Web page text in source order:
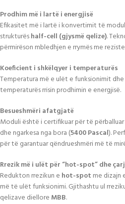
Prodhim më i lartë i energjisë
Efikasitet më i lartë i konvertimit të
strukturëshalf-cell (gjysmë qelize).
përmirëson mbledhjen e rrymës me
Koeficient i shkëlqyer i temperaturës
Temperatura më e ulët e funksionimit
temperaturës rrisin prodhimin e energjisë.
Besueshmëri afatgjatë
Moduli është i certifikuar për të
dhe ngarkesa nga bora (5400 Pascal).
për të garantuar qëndrueshmëri më të
Rrezik më i ulët për “hot-spot” dhe
Redukton rrezikun e hot-spot me dizajn
më të ulët funksionimi. Gjithashtu ul
qelizave diellore MBB.